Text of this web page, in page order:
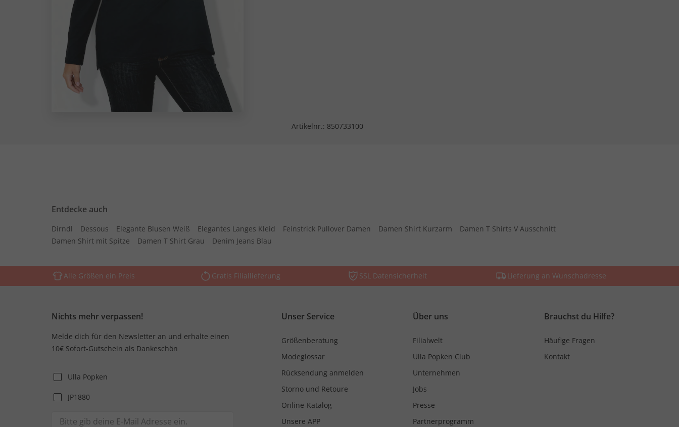
Artikelnr.: 850733100
Entdecke auch
Dirndl Dessous Elegante Blusen Weiß Elegantes Langes Kleid Feinstrick Pullover Damen Damen Shirt Kurzarm
Damen T Shirts V Ausschnitt
Damen Shirt mit Spitze
Damen T Shirt Grau Denim Jeans Blau
Alle Größen ein Preis Gratis Filiallieferung SSL Datensicherheit Lieferung an Wunschadresse
Nichts mehr verpassen!
Melde dich für den Newsletter an und erhalte einen
10€ Sofort-Gutschein als Dankeschön
Ulla Popken
JP1880
Unser Service
Größenberatung
Modeglossar
Rücksendung anmelden
Storno und Retoure
Online-Katalog
Unsere APP
Über uns
Filialwelt
Ulla Popken Club
Unternehmen
Jobs
Presse
Partnerprogramm
Brauchst du Hilfe?
Häufige Fragen
Kontakt